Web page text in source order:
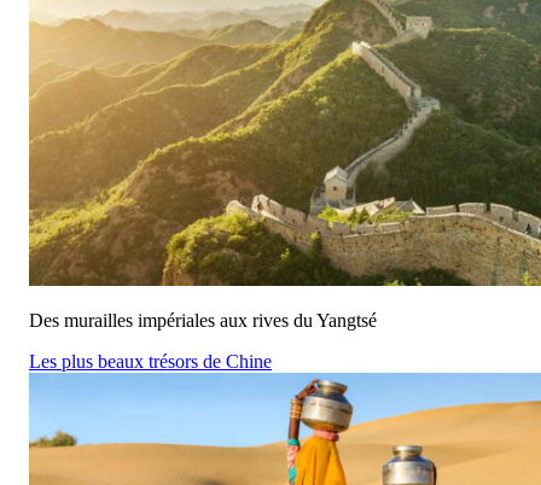
Des murailles impériales aux rives du Yangtsé
Les plus beaux trésors de Chine